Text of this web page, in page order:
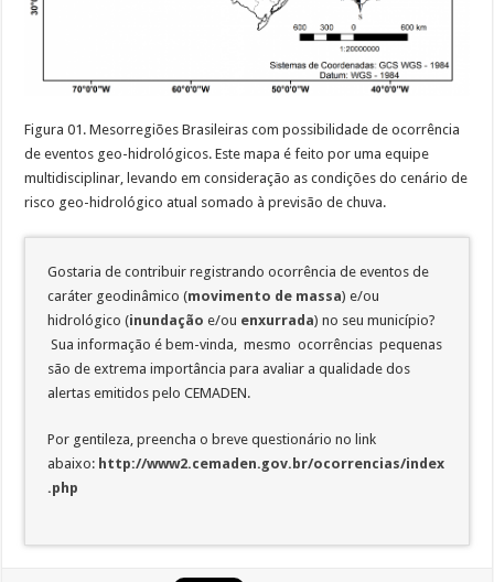
Figura 01. Mesorregiões Brasileiras com possibilidade de ocorrência
de eventos geo-hidrológicos. Este mapa é feito por uma equipe
multidisciplinar, levando em consideração as condições do cenário de
risco geo-hidrológico atual somado à previsão de chuva.
Gostaria de contribuir registrando ocorrência de eventos de
caráter geodinâmico (movimento de massa) e/ou
hidrológico (inundaçãoe/ou enxurrada) no seu município?
Sua informação é bem-vinda, mesmo ocorrências pequenas
são de extrema importância para avaliar a qualidade dos
alertas emitidos pelo CEMADEN.
Por gentileza, preencha o breve questionário no link
abaixo: http://www2.cemaden.gov.br/ocorrencias/index
.php